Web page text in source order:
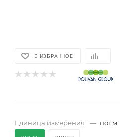
В ИЗБРАННОЕ
Единица измерения — пог.м.